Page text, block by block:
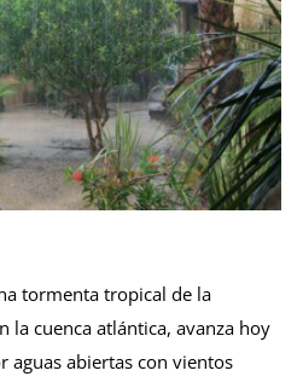
tormenta tropical de la
la cuenca atlántica, avanza hoy
aguas abiertas con vientos